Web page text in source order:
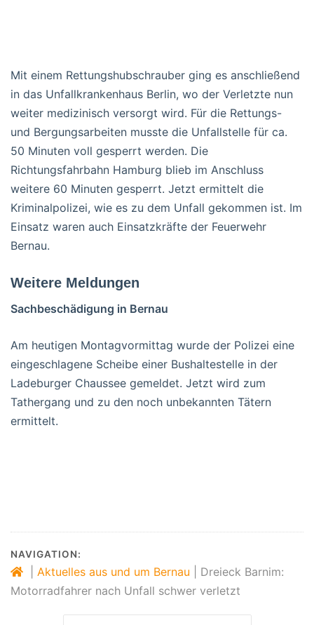
Mit einem Rettungshubschrauber ging es anschließend
in das Unfallkrankenhaus Berlin, wo der Verletzte nun
weiter medizinisch versorgt wird. Für die Rettungs-
und Bergungsarbeiten musste die Unfallstelle für ca.
50 Minuten voll gesperrt werden. Die
Richtungsfahrbahn Hamburg blieb im Anschluss
weitere 60 Minuten gesperrt. Jetzt ermittelt die
Kriminalpolizei, wie es zu dem Unfall gekommen ist. Im
Einsatz waren auch Einsatzkräfte der Feuerwehr
Bernau.
Weitere Meldungen
Sachbeschädigung in Bernau
Am heutigen Montagvormittag wurde der Polizei eine
eingeschlagene Scheibe einer Bushaltestelle in der
Ladeburger Chaussee gemeldet. Jetzt wird zum
Tathergang und zu den noch unbekannten Tätern
ermittelt.
NAVIGATION:
Aktuelles aus und um Bernau
Dreieck Barnim:
Motorradfahrer nach Unfall schwer verletzt